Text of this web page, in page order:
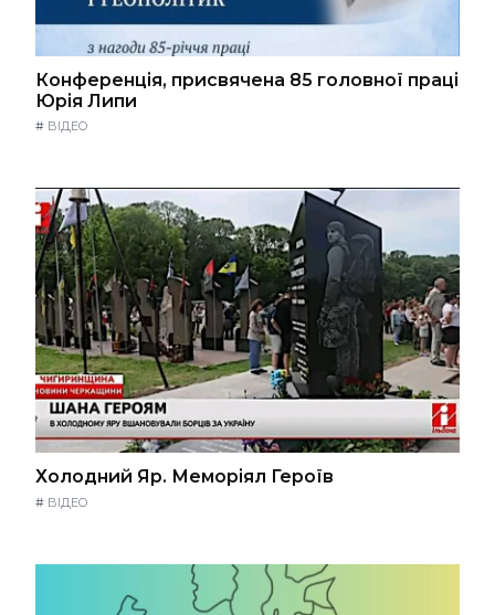
Конференція, присвячена 85 головної праці
Юрія Липи
# ВІДЕО
Холодний Яр. Меморіял Героїв
# ВІДЕО